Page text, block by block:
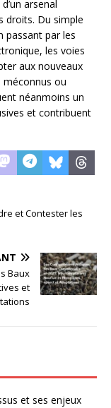
arsenal
droits. Du simple
passant par les
les voies
aux nouveaux
méconnus ou
néanmoins un
et contribuent
et Contester les
Baux
et
et ses enjeux